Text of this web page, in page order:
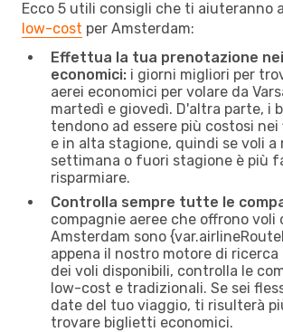
Ecco 5 utili consigli che ti aiuteranno
low-cost per Amsterdam:
Effettua la tua prenotazione
economici: i giorni migliori per
aerei economici per volare da
martedì e giovedì. D'altra parte, i
tendono ad essere più costosi
e in alta stagione, quindi se voli a
settimana o fuori stagione è più
risparmiare.
Controlla sempre tutte le
compagnie aeree che offrono voli
Amsterdam sono
appena il nostro motore di
dei voli disponibili, controlla le
low-cost e tradizionali. Se sei
date del tuo viaggio, ti risulterà
trovare biglietti economici.